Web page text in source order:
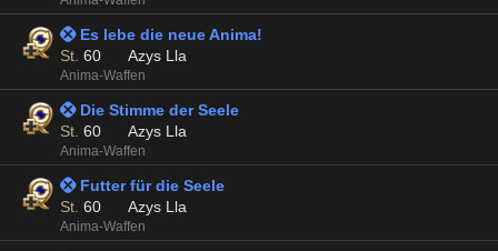
 Es lebe die neue Anima!
St. 60 Azys Lla
Anima-Waffen
 Die Stimme der Seele
St. 60 Azys Lla
Anima-Waffen
 Futter für die Seele
St. 60 Azys Lla
Anima-Waffen